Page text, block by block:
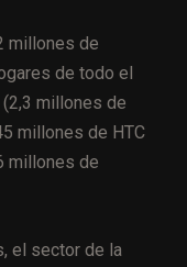
millones de
de todo el
millones de
millones de HTC
millones de
el sector de la